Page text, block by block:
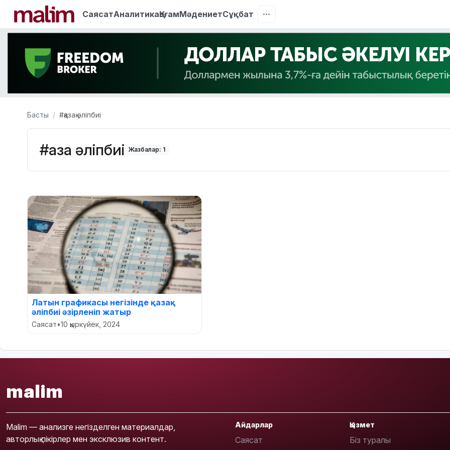
СаясатАналитикаҚоғамМәдениетСұқбат
Басты #қазақ әліпбиі
#қазақ әліпбиі Жазбалар: 1
Латын графикасы негізінде қазақ
әліпбиі әзірленіп жатыр
Саясат•10 қыркүйек, 2024
malim
Malim — анализге негізделген материалдар,
авторлық пікірлер мен эксклюзив контент.
Айдарлар
Саясат
Қызмет
Біз туралы